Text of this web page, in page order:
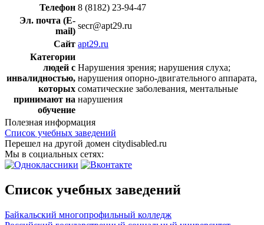
Телефон 8 (8182) 23-94-47
Эл. почта (E-
mail)
secr@apt29.ru
Сайт apt29.ru
Категории
людей с
инвалидностью,
которых
принимают на
обучение
Нарушения зрения; нарушения слуха;
нарушения опорно-двигательного аппарата,
соматические заболевания, ментальные
нарушения
Полезная информация
Список учебных заведений
Перешел на другой домен citydisabled.ru
Мы в социальных сетях:
Список учебных заведений
Байкальский многопрофильный колледж